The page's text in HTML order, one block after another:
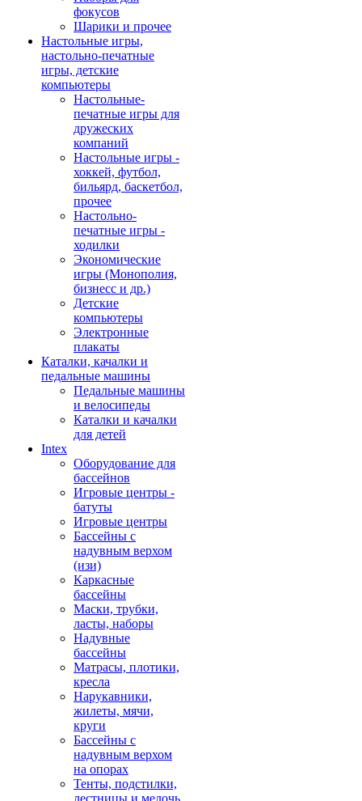
фокусов
Шарики и прочее
Настольные игры,
настольно-печатные
игры, детские
компьютеры
Настольные-
печатные игры для
дружеских
компаний
Настольные игры -
хоккей, футбол,
бильярд, баскетбол,
прочее
Настольно-
печатные игры -
ходилки
Экономические
игры (Монополия,
бизнесс и др.)
Детские
компьютеры
Электронные
плакаты
Каталки, качалки и
педальные машины
Педальные машины
и велосипеды
Каталки и качалки
для детей
Intex
Оборудование для
бассейнов
Игровые центры -
батуты
Игровые центры
Бассейны с
надувным верхом
(изи)
Каркасные
бассейны
Маски, трубки,
ласты, наборы
Надувные
бассейны
Матрасы, плотики,
кресла
Нарукавники,
жилеты, мячи,
круги
Бассейны с
надувным верхом
на опорах
Тенты, подстилки,
лестницы и мелочь